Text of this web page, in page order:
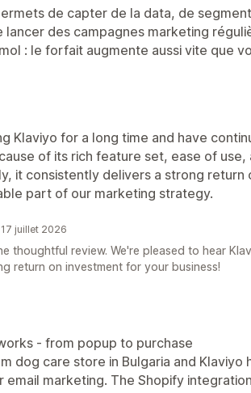
de capter de la data, de
lancer des campagnes marketing
: le forfait augmente aussi vite que
Klaviyo for a long time and have
of its rich feature set, ease of use,
it consistently delivers a strong return
part of our marketing strategy.
juillet 2026
thoughtful review. We're pleased to hear
return on investment for your business!
- from popup to purchase
dog care store in Bulgaria and Klaviyo
email marketing. The Shopify